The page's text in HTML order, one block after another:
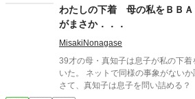
お腹が出て来てる!?
わたしの下着 母の私をＢＢ
がまさか．．．
MisakiNonagase
39才の母・真知子は息子が私の下
いた。 ネットで同様の事象がないか
さて、真知子は息子を問い詰める